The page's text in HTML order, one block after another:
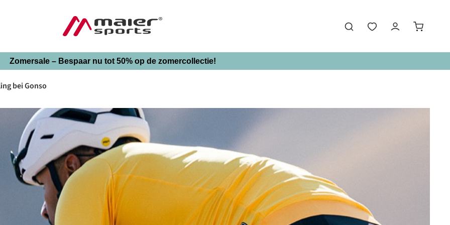
Zomersale – Bespaar nu tot 50% op de zomercollectie!
bei Gonso